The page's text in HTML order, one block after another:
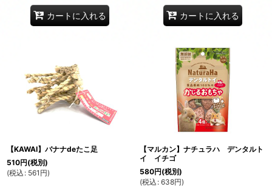
カートに入れる カートに入れる
【KAWAI】バナナdeたこ足
510円(税別)
(税込 : 561 円)
【マルカン】ナチュラハ デンタルト
イ イチゴ
580円(税別)
(税込 : 638円)